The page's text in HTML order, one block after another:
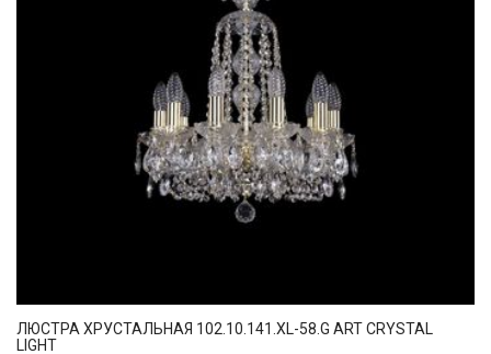
ЛЮСТРА ХРУСТАЛЬНАЯ 102.10.141.XL-58.G ART CRYSTAL
LIGHT